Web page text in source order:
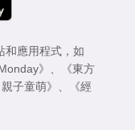
和應用程式，如
》 、
《東方
子童萌》 、
《經